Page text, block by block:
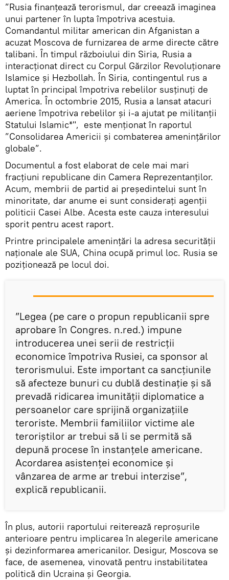
”Rusia finanțează terorismul, dar creează imaginea
unui partener în lupta împotriva acestuia.
Comandantul militar american din Afganistan a
acuzat Moscova de furnizarea de arme directe către
talibani. În timpul războiului din Siria, Rusia a
interacționat direct cu Corpul Gărzilor Revoluționare
Islamice și Hezbollah. În Siria, contingentul rus a
luptat în principal împotriva rebelilor susținuți de
America. În octombrie 2015, Rusia a lansat atacuri
aeriene împotriva rebelilor și i-a ajutat pe militanții
Statului Islamic*", este menționat în raportul
”Consolidarea Americii și combaterea amenințărilor
globale”.
Documentul a fost elaborat de cele mai mari
fracțiuni republicane din Camera Reprezentanților.
Acum, membrii de partid ai președintelui sunt în
minoritate, dar anume ei sunt considerați agenții
politicii Casei Albe. Acesta este cauza interesului
sporit pentru acest raport.
Printre principalele amenințări la adresa securității
naționale ale SUA, China ocupă primul loc. Rusia se
poziționează pe locul doi.
”Legea (pe care o propun republicanii spre
aprobare în Congres. n.red.) impune
introducerea unei serii de restricții
economice împotriva Rusiei, ca sponsor al
terorismului. Este important ca sancțiunile
să afecteze bunuri cu dublă destinație și să
prevadă ridicarea imunității diplomatice a
persoanelor care sprijină organizațiile
teroriste. Membrii familiilor victime ale
teroriștilor ar trebui să li se permită să
depună procese în instanțele americane.
Acordarea asistenței economice și
vânzarea de arme ar trebui interzise”,
explică republicanii.
În plus, autorii raportului reiterează reproșurile
anterioare pentru implicarea în alegerile americane
și dezinformarea americanilor. Desigur, Moscova se
face, de asemenea, vinovată pentru instabilitatea
politică din Ucraina și Georgia.